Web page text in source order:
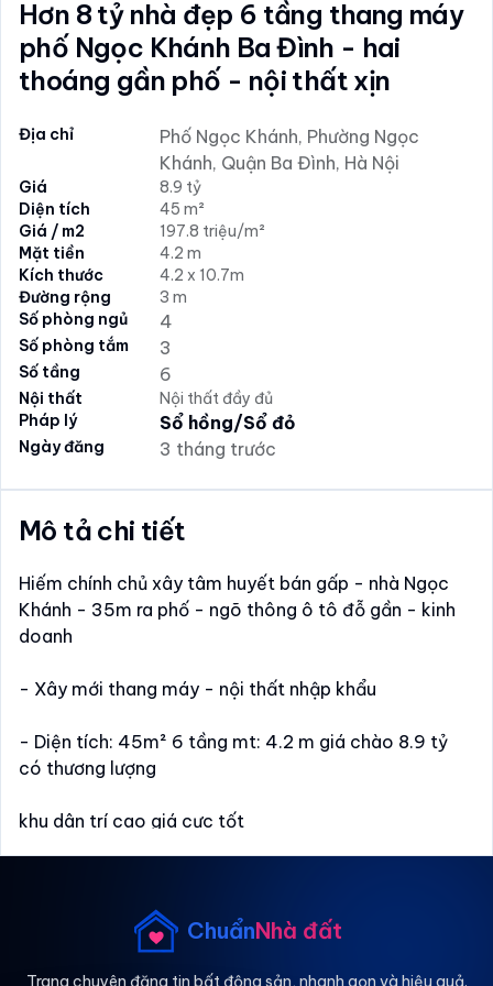
Hơn 8 tỷ nhà đẹp 6 tầng thang máy
phố Ngọc Khánh Ba Đình - hai
thoáng gần phố - nội thất xịn
Địa chỉ
Phố Ngọc Khánh, Phường Ngọc
Khánh, Quận Ba Đình, Hà Nội
Giá
8.9 tỷ
Diện tích
45 m²
Giá / m2
197.8 triệu/m²
Mặt tiền
4.2 m
Kích thước
4.2 x 10.7m
Đường rộng
3 m
Số phòng ngủ
4
Số phòng tắm 3
Số tầng 6
Nội thất
Nội thất đầy đủ
Pháp lý
Sổ hồng/Sổ đỏ
Ngày đăng 3 tháng trước
Mô tả chi tiết
Hiếm chính chủ xây tâm huyết bán gấp - nhà Ngọc
Khánh - 35m ra phố - ngõ thông ô tô đỗ gần - kinh
doanh
- Xây mới thang máy - nội thất nhập khẩu
- Diện tích: 45m² 6 tầng mt: 4.2 m giá chào 8.9 tỷ
có thương lượng
khu dân trí cao giá cực tốt
Hiện trạng nhà mới 6 tầng thang máy
Khu vực trung tâm ba đình, gần hồ tây - lotte - kết
ChuẩnNhà đất
Trang chuyên đăng tin bất động sản, nhanh gọn và hiệu quả.